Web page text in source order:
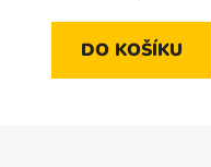
DO KOŠÍKU